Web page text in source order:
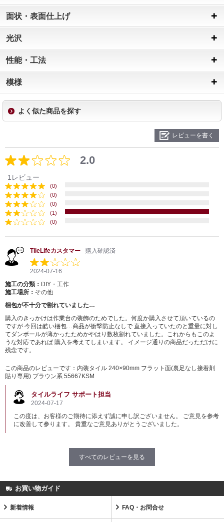
面状・表面仕上げ
光沢
性能・工法
模様
よく似た商品を探す
レビューを書く
2.0
1レビュー
(0)
(0)
(0)
(1)
(0)
TileLifeカスタマー 購入確認済
2024-07-16
施工の分類： DIY・工作
施工場所： その他
梱包が不十分で割れていました…
購入のきっかけは作業台の装飾のためでした。何度か購入させて頂いているの
ですが 今回は酷い梱包…商品が衝撃防止なしで 直接入っていたのと重量に対し
てダンボールが薄かったためかやはり数枚割れていました。これからもこのよ
うな対応であれば 購入を考えてしまいます。 イメージ通りの商品だっただけに
残念です。
この商品のレビューです： 内装タイル 240×90mm フラット面(裏足なし接着剤
貼り専用) ブラウン系 55667KSM
タイルライフ サポート担当
2024-07-17
この度は、お客様のご期待に添えず誠に申し訳ございません。 ご意見を参考
に改善して参ります。 貴重なご意見ありがとうございました。
すべてのレビューを見る
お買い物ガイド
新着情報 FAQ・お問合せ